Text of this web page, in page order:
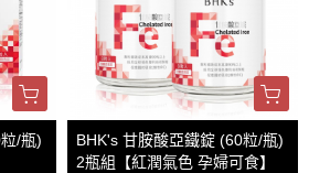
/瓶)
BHK's 甘胺酸亞鐵錠 (60粒/瓶)
2瓶組【紅潤氣色 孕婦可食】